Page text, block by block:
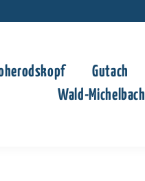
Gutach
Wald-Michelbach